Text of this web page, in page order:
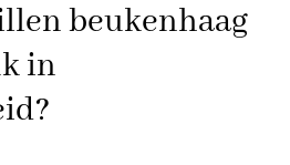
beukenhaag
in